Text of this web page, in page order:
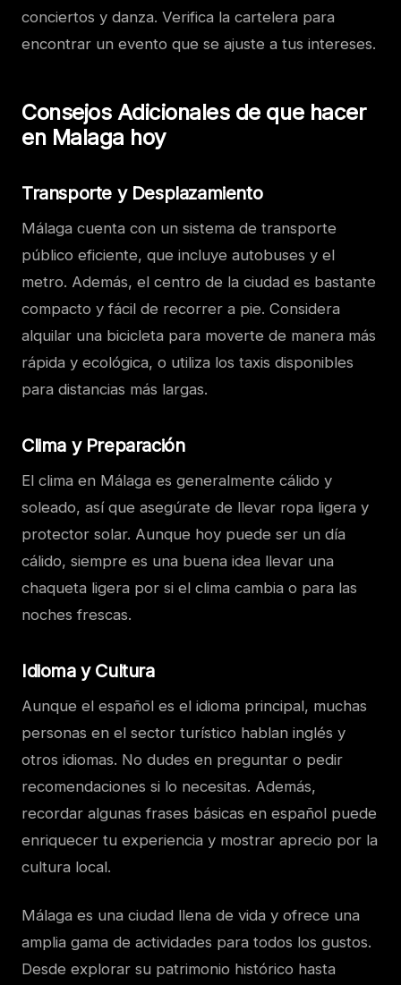
conciertos y danza. Verifica la cartelera para
encontrar un evento que se ajuste a tus intereses.
Consejos Adicionales de que hacer
en Malaga hoy
Transporte y Desplazamiento
Málaga cuenta con un sistema de transporte
público eficiente, que incluye autobuses y el
metro. Además, el centro de la ciudad es bastante
compacto y fácil de recorrer a pie. Considera
alquilar una bicicleta para moverte de manera más
rápida y ecológica, o utiliza los taxis disponibles
para distancias más largas.
Clima y Preparación
El clima en Málaga es generalmente cálido y
soleado, así que asegúrate de llevar ropa ligera y
protector solar. Aunque hoy puede ser un día
cálido, siempre es una buena idea llevar una
chaqueta ligera por si el clima cambia o para las
noches frescas.
Idioma y Cultura
Aunque el español es el idioma principal, muchas
personas en el sector turístico hablan inglés y
otros idiomas. No dudes en preguntar o pedir
recomendaciones si lo necesitas. Además,
recordar algunas frases básicas en español puede
enriquecer tu experiencia y mostrar aprecio por la
cultura local.
Málaga es una ciudad llena de vida y ofrece una
amplia gama de actividades para todos los gustos.
Desde explorar su patrimonio histórico hasta